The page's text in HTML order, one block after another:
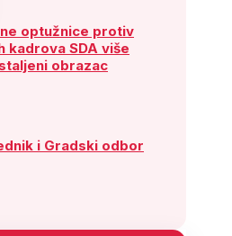
optužnice protiv
kadrova SDA više
obrazac
i Gradski odbor